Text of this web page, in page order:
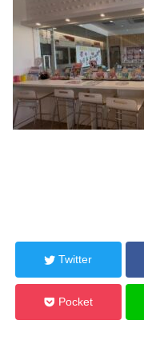
Twitter
Pocket